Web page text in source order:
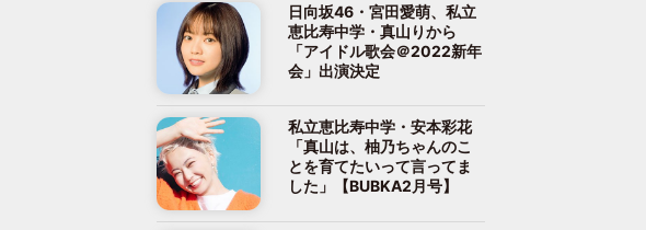
日向坂46・宮田愛萌、私立
恵比寿中学・真山りから
「アイドル歌会＠2022新年
会」出演決定
私立恵比寿中学・安本彩花
「真山は、柚乃ちゃんのこ
とを育てたいって言ってま
した」【BUBKA2月号】